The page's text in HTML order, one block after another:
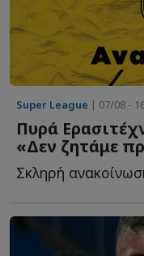
Super League | 07/08 -
Πυρά
«Δεν ζητάμε